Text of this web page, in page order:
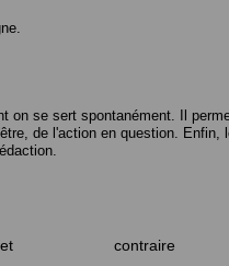
on se sert spontanément. Il
de l'action en question. Enfin,
contraire